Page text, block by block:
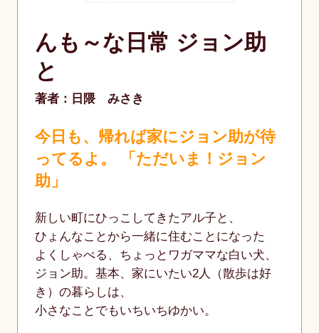
んも～な日常 ジョン助
と
著者：日隈 みさき
今日も、帰れば家にジョン助が待
ってるよ。 「ただいま！ジョン
助」
新しい町にひっこしてきたアル子と、
ひょんなことから一緒に住むことになった
よくしゃべる、ちょっとワガママな白い犬、
ジョン助。基本、家にいたい2人（散歩は好
き）の暮らしは、
小さなことでもいちいちゆかい。